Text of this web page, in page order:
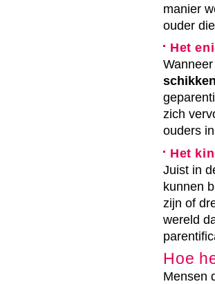
manier
ouder
Het
zich
ouders
Het
Juist in
kunnen
zijn of
wereld
Hoe
Mensen